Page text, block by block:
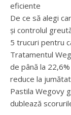
eficiente
De ce să alegi
și controlul
5 trucuri pentru
Tratamentul
de până la
reduce la
Pastila Wegovy
dublează